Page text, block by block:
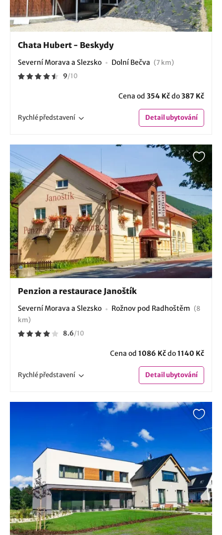
Chata Hubert - Beskydy
Severní Morava a Slezsko Dolní Bečva (7 km)
9/10
Cena od 354 Kčdo387 Kč
Rychlépředstavení Detailubytování
Penzion a restaurace Janoštík
Severní Morava a Slezsko Rožnov pod Radhoštěm (8
km)
8.6/10
Cena od 1086 Kčdo1140 Kč
Rychlépředstavení Detailubytování